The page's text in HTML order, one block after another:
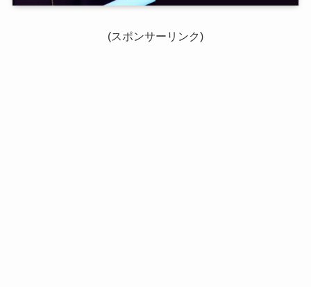
(スポンサーリンク)